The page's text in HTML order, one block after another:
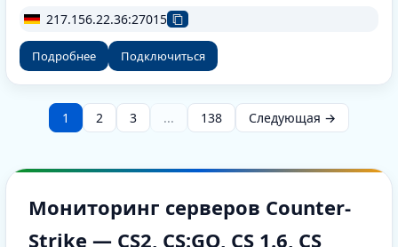
217.156.22.36:27015
Подробнее Подключиться
1 2 3 ... 138 Следующая →
Мониторинг серверов Counter-
Strike — CS2, CS:GO, CS 1.6, CS